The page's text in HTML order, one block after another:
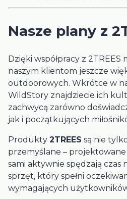
Nasze plany z
Dzięki współpracy z
naszym klientom jeszcze
outdoorowych. Wkrótce w
WildStory znajdziecie ich
zachwycą zarówno
jak i początkujących
Produkty 2TREES są nie
przemyślane –
sami aktywnie spędzają czas
sprzęt, który spełni
wymagających